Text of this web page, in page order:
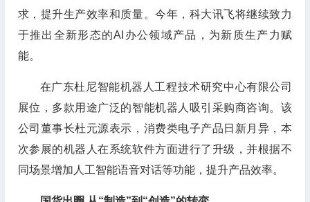
求，提升生产效率和质量。今年，科大讯飞将继续致力
于推出全新形态的AI办公领域产品，为新质生产力赋
能。
在广东杜尼智能机器人工程技术研究中心有限公司
展位，多款用途广泛的智能机器人吸引采购商咨询。该
公司董事长杜元源表示，消费类电子产品日新月异，本
次参展的机器人在系统软件方面进行了升级，并根据不
同场景增加人工智能语音对话等功能，提升产品效率。